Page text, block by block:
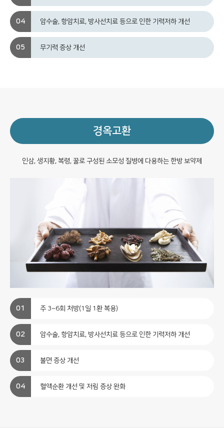
암수술, 항암치료, 방사선치료 등으로 인한 기력저하 개선
무기력 증상 개선
경옥고환
인삼, 생지황, 복령, 꿀로 구성된 소모성 질병에 다용하는 한방 보약제
주 3~6회 처방(1일 1환 복용)
암수술, 항암치료, 방사선치료 등으로 인한 기력저하 개선
불면 증상 개선
혈액순환 개선 및 저림 증상 완화